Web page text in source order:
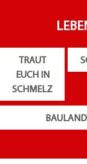
TRAUT
EUCH IN
SCHMELZ
BAULAND